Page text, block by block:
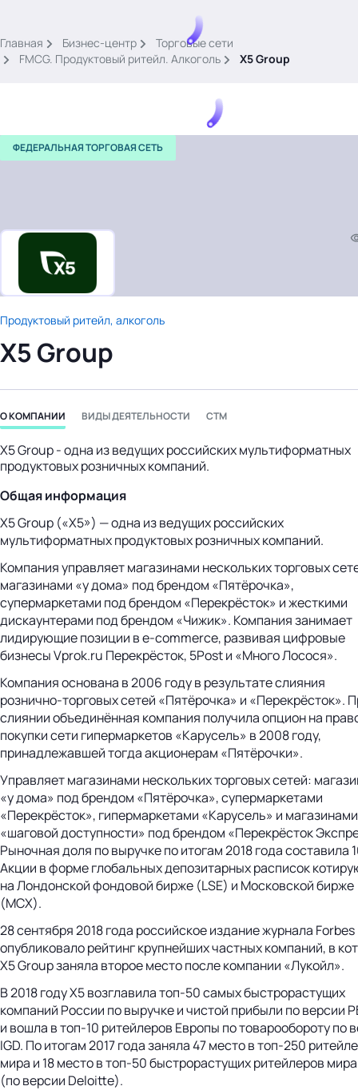
картина дня
темы
новости
материалы
видео
события
бизнес-центр
Главная Бизнес-центр
Торговые сети
FMCG. Продуктовый ритейл. Алкоголь
X5 Group
ФЕДЕРАЛЬНАЯ ТОРГОВАЯ СЕТЬ
Продуктовый ритейл, алкоголь
X5 Group
О КОМПАНИИ ВИДЫ ДЕЯТЕЛЬНОСТИ СТМ
Х5 Group - одна из ведущих российских мультиформатных
продуктовых розничных компаний.
Общая информация
X5 Group («Х5») — одна из ведущих российских
мультиформатных продуктовых розничных компаний.
Компания управляет магазинами нескольких торговых
магазинами «у дома» под брендом «Пятёрочка»,
супермаркетами под брендом «Перекрёсток» и жесткими
дискаунтерами под брендом «Чижик». Компания занимает
лидирующие позиции в e-commerce, развивая цифровые
бизнесы Vprok.ru Перекрёсток, 5Post и «Много Лосося».
Компания основана в 2006 году в результате слияния
рознично-торговыхсетей «Пятёрочка» и «Перекрёсток».
слиянии объединённая компания получила опцион на
покупки сети гипермаркетов «Карусель» в 2008 году,
принадлежавшей тогда акционерам «Пятёрочки».
Управляет магазинами нескольких торговых сетей:
«у дома» под брендом «Пятёрочка», супермаркетами
«Перекрёсток», гипермаркетами «Карусель» и магазинами
«шаговой доступности» под брендом «Перекрёсток
Рыночная доля по выручке по итогам 2018 года составила
Акции в форме глобальных депозитарных расписок
на Лондонской фондовой бирже (LSE) и Московской бирже
(MCX).
28 сентября 2018 года российское издание журнала Forbes
опубликовало рейтинг крупнейших частных компаний, в
X5 Group заняла второе место после компании «Лукойл».
В 2018 году Х5 возглавилатоп-50самых быстрорастущих
компаний России по выручке и чистой прибыли по версии
и вошла втоп-10 ритейлеров Европы по товарообороту по
IGD. По итогам 2017 года заняла 47 место втоп-250
мира и 18 место втоп-50быстрорастущих ритейлеров мира
(по версии Deloitte).